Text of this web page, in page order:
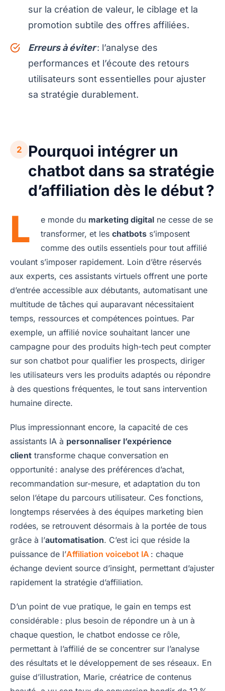
sur la création de valeur, le ciblage et la
promotion subtile des offres affiliées.
Erreurs à éviter: l’analyse des
performances et l’écoute des retours
utilisateurs sont essentielles pour ajuster
sa stratégie durablement.
2
Pourquoi intégrer un
chatbot dans sa stratégie
d’affiliation dès le début ?
L e monde du marketing digital ne cesse de se
transformer, et les chatbots s’imposent
comme des outils essentiels pour tout affilié
voulant s’imposer rapidement. Loin d’être réservés
aux experts, ces assistants virtuels offrent une porte
d’entrée accessible aux débutants, automatisant une
multitude de tâches qui auparavant nécessitaient
temps, ressources et compétences pointues. Par
exemple, un affilié novice souhaitant lancer une
campagne pour des produits high-tech peut compter
sur son chatbot pour qualifier les prospects, diriger
les utilisateurs vers les produits adaptés ou répondre
à des questions fréquentes, le tout sans intervention
humaine directe.
Plus impressionnant encore, la capacité de ces
assistants IA à personnaliser l’expérience
client transforme chaque conversation en
opportunité : analyse des préférences d’achat,
recommandation sur-mesure, et adaptation du ton
selon l’étape du parcours utilisateur. Ces fonctions,
longtemps réservées à des équipes marketing bien
rodées, se retrouvent désormais à la portée de tous
grâce à l’automatisation. C’est ici que réside la
puissance de l’Affiliation voicebot IA : chaque
échange devient source d’insight, permettant d’ajuster
rapidement la stratégie d’affiliation.
D’un point de vue pratique, le gain en temps est
considérable : plus besoin de répondre un à un à
chaque question, le chatbot endosse ce rôle,
permettant à l’affilié de se concentrer sur l’analyse
des résultats et le développement de ses réseaux. En
guise d’illustration, Marie, créatrice de contenus